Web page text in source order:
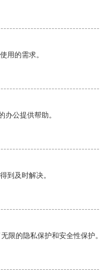
用的需求。
公提供帮助。
到及时解决。
限的隐私保护和安全性保护